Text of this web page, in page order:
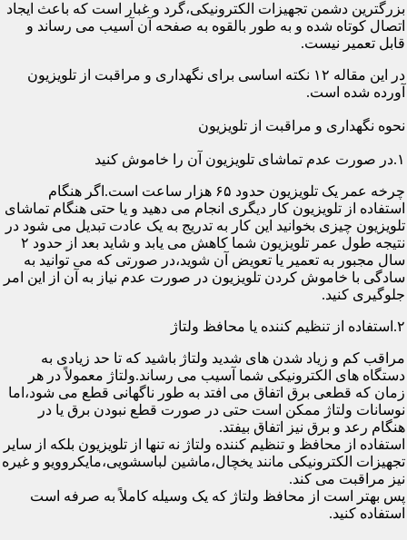
بزرگترین دشمن تجهیزات الکترونیکی،گرد و غبار است که باعث ایجاد
اتصال کوتاه شده و به طور بالقوه به صفحه آن آسیب می رساند و
قابل تعمیر نیست.
در این مقاله ۱۲ نکته اساسی برای نگهداری و مراقبت از تلویزیون
آورده شده است.
نحوه نگهداری و مراقبت از تلویزیون
۱.در صورت عدم تماشای تلویزیون آن را خاموش کنید
چرخه عمر یک تلویزیون حدود ۶۵ هزار ساعت است.اگر هنگام
استفاده از تلویزیون کار دیگری انجام می دهید و یا حتی هنگام تماشای
تلویزیون چیزی بخوانید این کار به تدریج به یک عادت تبدیل می شود در
نتیجه طول عمر تلویزیون شما کاهش می یابد و شاید بعد از حدود ۲
سال مجبور به تعمیر یا تعویض آن شوید،در صورتی که می توانید به
سادگی با خاموش کردن تلویزیون در صورت عدم نیاز به آن از این امر
جلوگیری کنید.
۲.استفاده از تنظیم کننده یا محافظ ولتاژ
مراقب کم و زیاد شدن های شدید ولتاژ باشید که تا حد زیادی به
دستگاه های الکترونیکی شما آسیب می رساند.ولتاژ معمولاً در هر
زمان که قطعی برق اتفاق می افتد به طور ناگهانی قطع می شود،اما
نوسانات ولتاژ ممکن است حتی در صورت قطع نبودن برق یا در
هنگام رعد و برق نیز اتفاق بیفتد.
استفاده از محافظ و تنظیم کننده ولتاژ نه تنها از تلویزیون بلکه از سایر
تجهیزات الکترونیکی مانند یخچال،ماشین لباسشویی،مایکروویو و غیره
نیز مراقبت می کند.
پس بهتر است از محافظ ولتاژ که یک وسیله کاملاً به صرفه است
استفاده کنید.